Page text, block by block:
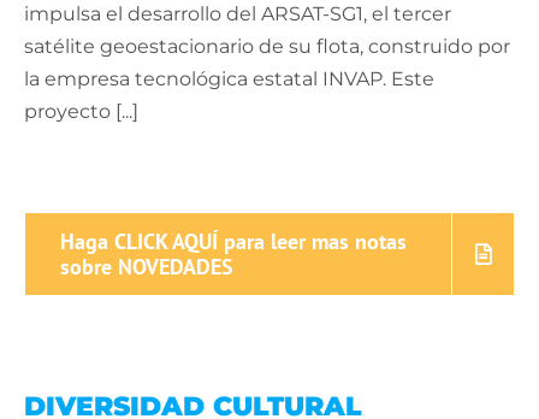
impulsa el desarrollo del ARSAT-SG1, el tercer
satélite geoestacionario de su flota, construido por
la empresa tecnológica estatal INVAP. Este
proyecto [...]
Haga CLICK AQUÍ para leer mas notas
sobre NOVEDADES
DIVERSIDAD CULTURAL